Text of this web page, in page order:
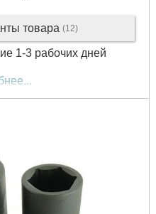
товара (12)
1-3 рабочих дней